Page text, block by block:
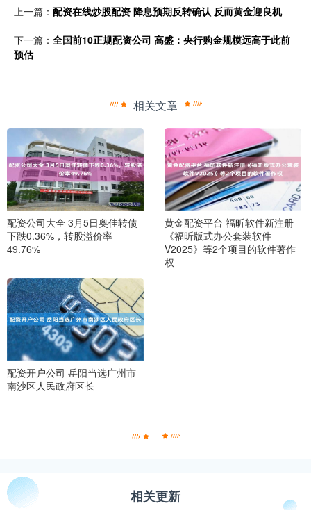
上一篇： 配资在线炒股配资 降息预期反转确认 反而黄金迎良机
下一篇： 全国前10正规配资公司 高盛：央行购金规模远高于此前
预估
相关文章
配资公司大全 3月5日奥佳转债
下跌0.36%，转股溢价率
49.76%
黄金配资平台 福昕软件新注册
《福昕版式办公套装软件
V2025》等2个项目的软件著作
权
配资开户公司 岳阳当选广州市
南沙区人民政府区长
相关更新